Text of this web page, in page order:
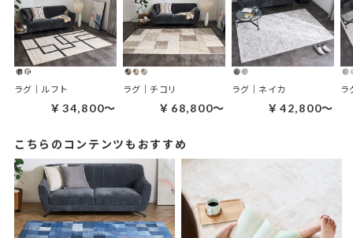
ラグ｜ルフト
￥34,800～
ラグ｜チコリ
￥68,800～
ラグ｜ネイカ
￥42,800～
ラ
こちらのコンテンツもおすすめ